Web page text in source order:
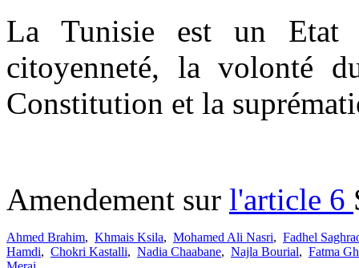
La Tunisie est un Etat
citoyenneté, la volonté
Constitution et la
Amendement sur l'article 6
Ahmed Brahim, Khmais Ksila, Mohamed Ali Nasri, Fadhel
Hamdi, Chokri Kastalli, Nadia Chaabane, Najla Bourial, Fatma